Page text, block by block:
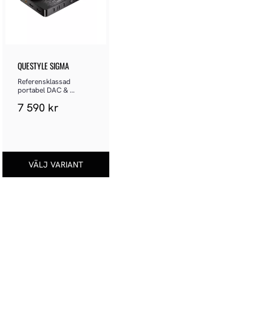
QUESTYLE SIGMA
Referensklassad
portabel DAC &
7 590 kr